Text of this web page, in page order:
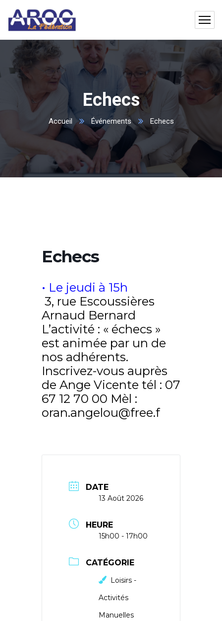
Echecs
Accueil Événements Echecs
Echecs
• Le jeudi à 15h
3, rue Escoussières
Arnaud Bernard
L’activité : « échecs »
est animée par un de
nos adhérents.
Inscrivez-vous auprès
de Ange Vicente tél : 07
67 12 70 00 Mèl :
oran.angelou@free.f
DATE
13 Août 2026
HEURE
15h00 - 17h00
CATÉGORIE
Loisirs -
Activités
Manuelles